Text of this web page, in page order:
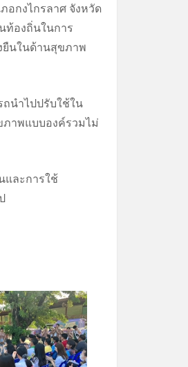
อกงไกรลาศ จังหวัด
ท้องถิ่นในการ
นในด้านสุขภาพ
นำไปปรับใช้ใน
ภาพแบบองค์รวมไม่
และการใช้